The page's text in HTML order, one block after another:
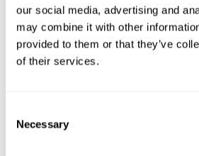
our social media, advertising and
may combine it with other
provided to them or that they’ve
of their services.
Selection
Necessary
Situationen zu reagieren; wenn du
dass der von dir gewünschte Artikel
nicht vorhanden ist und du eine
wenn eine Straße gesperrt ist und du
suchen musst, um ans Ziel zu